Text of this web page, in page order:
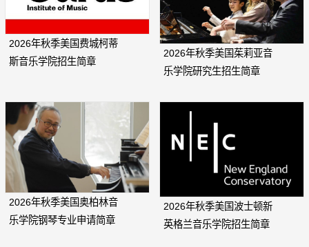
2026年秋季美国费城柯蒂
斯音乐学院招生简章
2026年秋季美国茱莉亚音
乐学院研究生招生简章
2026年秋季美国奥柏林音
乐学院钢琴专业申请简章
2026年秋季美国波士顿新
英格兰音乐学院招生简章